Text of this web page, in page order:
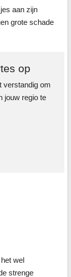
aan zijn
grote schade
op
verstandig om
jouw regio te
wel
strenge